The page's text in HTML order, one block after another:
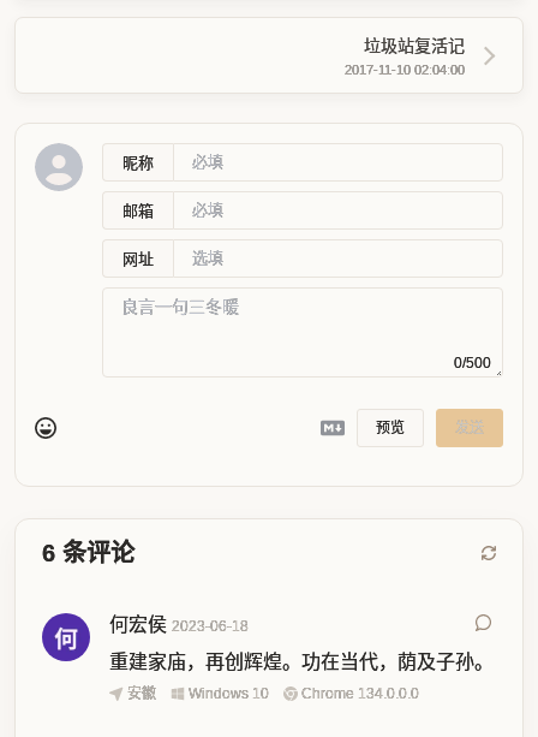
垃圾站复活记
2017-11-10 02:04:00
昵称
邮箱
网址
0/500
预览 发送
6 条评论
何宏侯 2023-06-18
重建家庙，再创辉煌。功在当代，荫及子孙。
安徽 Windows 10 Chrome 134.0.0.0